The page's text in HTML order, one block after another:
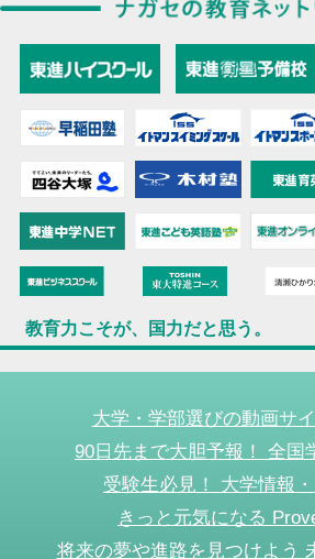
教育力こそが、国力だと思う。
大学・学部選びの動画サ
90日先まで大胆予報！ 全国
受験生必見！ 大学情報
きっと元気になる
将来の夢や進路を見つけよう